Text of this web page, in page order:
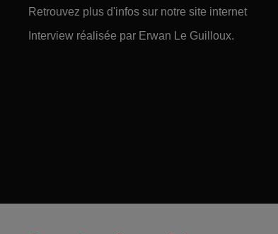
Retrouvez plus d'infos sur notre site internet
Interview réalisée par Erwan Le Guilloux.